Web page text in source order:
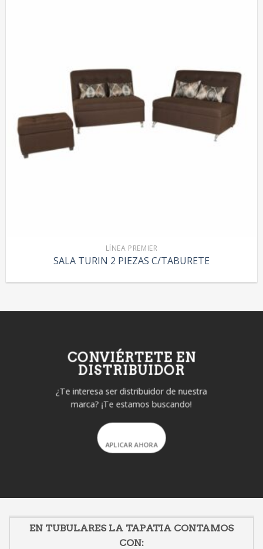
LÍNEA PREMIER
SALA TURIN 2 PIEZAS C/TABURETE
CONVIÉRTETE EN
DISTRIBUIDOR
¿Te interesa ser distribuidor de nuestra
marca? ¡Te estamos buscando!
APLICAR AHORA
EN TUBULARES LA TAPATIA CONTAMOS
CON: